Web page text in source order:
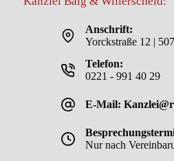
Anschrift:
Yorckstraße 12 |
Telefon:
0221 - 991 40 29
E-Mail:
Nur nach